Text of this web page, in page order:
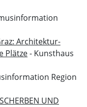
Architektur-
Plätze- Kunsthaus
Region
UND